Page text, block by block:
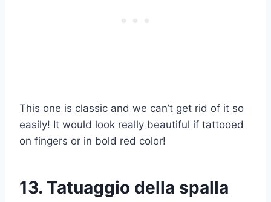
This one is classic and we can’t get rid of it so
easily! It would look really beautiful if tattooed
on fingers or in bold red color!
13. Tatuaggio della spalla